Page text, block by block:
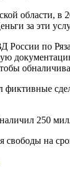
области, в
за эти
по
250
на